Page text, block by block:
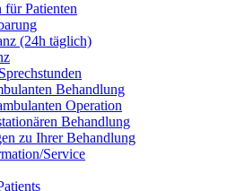
Patienten
(24h täglich)
Behandlung
Operation
Behandlung
zu Ihrer Behandlung
Service